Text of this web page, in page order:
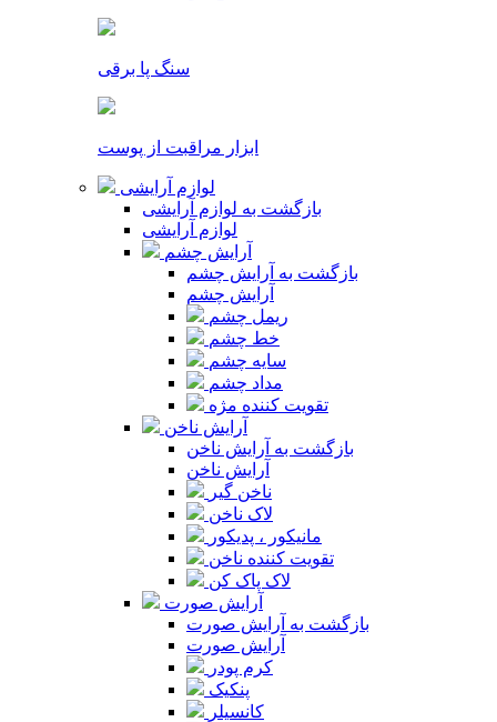
سنگ پا برقی
ابزار مراقبت از پوست
لوازم آرایشی
بازگشت به لوازم آرایشی
لوازم آرایشی
آرایش چشم
بازگشت به آرایش چشم
آرایش چشم
ریمل چشم
خط چشم
سایه چشم
مداد چشم
تقویت کننده مژه
آرایش ناخن
بازگشت به آرایش ناخن
آرایش ناخن
ناخن گیر
لاک ناخن
مانیکور ، پدیکور
تقویت کننده ناخن
لاک پاک کن
آرایش صورت
بازگشت به آرایش صورت
آرایش صورت
کرم پودر
پنکیک
کانسیلر